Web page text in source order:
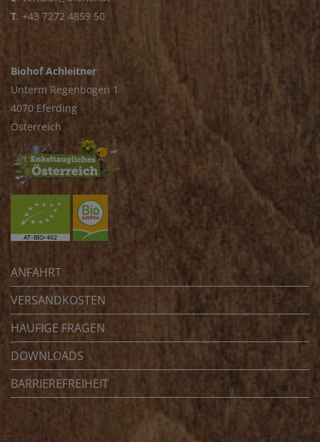
T. +43 7272 4859 50
Biohof Achleitner
Unterm Regenbogen 1
4070 Eferding
Österreich
ANFAHRT
VERSANDKOSTEN
HÄUFIGE FRAGEN
DOWNLOADS
BARRIEREFREIHEIT